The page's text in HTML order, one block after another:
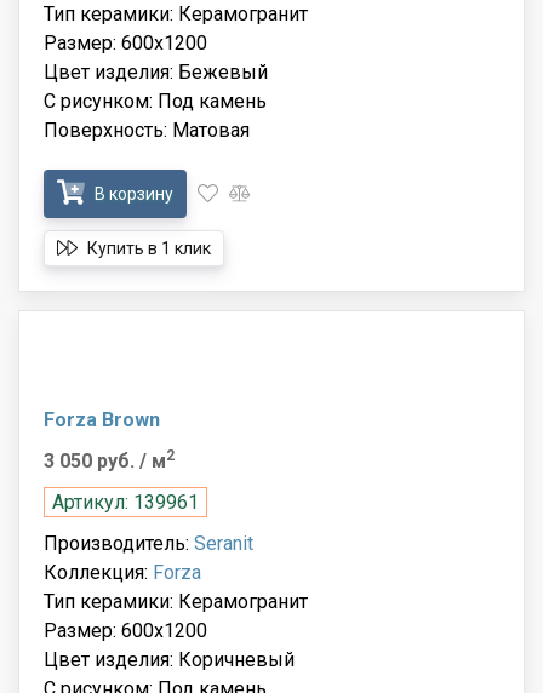
Тип керамики: Керамогранит
Размер: 600x1200
Цвет изделия: Бежевый
С рисунком: Под камень
Поверхность: Матовая
В корзину
Купить в 1 клик
Forza Brown
3 050 руб. / м2
Артикул: 139961
Производитель: Seranit
Коллекция: Forza
Тип керамики: Керамогранит
Размер: 600x1200
Цвет изделия: Коричневый
С рисунком: Под камень